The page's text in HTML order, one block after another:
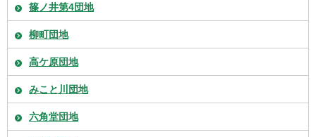
篠ノ井第4団地
柳町団地
高ケ原団地
みこと川団地
六角堂団地